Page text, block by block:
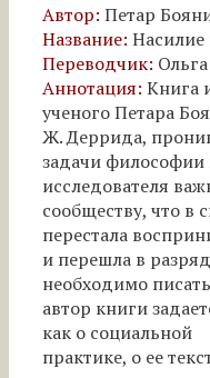
Автор: Петар
Название: Насилие
Переводчик:
Аннотация: Книга
ученого Петара
Ж. Деррида,
задачи
исследователя
сообществу, что в
перестала
и перешла в
необходимо
автор книги
как о социальной
практике, о ее